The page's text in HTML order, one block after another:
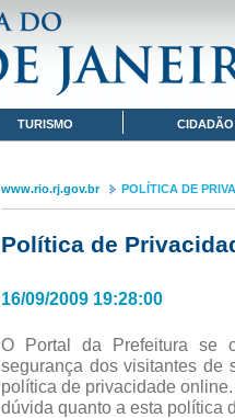
TURISMO CIDADÃO
www.rio.rj.gov.br POLÍTICA DE
Política de
16/09/2009 19:28:00
O Portal da Prefeitura se
segurança dos visitantes de
política de privacidade
dúvida quanto a esta política